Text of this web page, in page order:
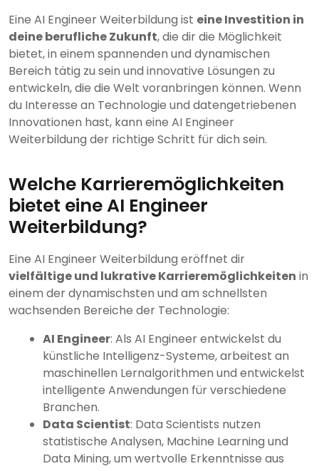
Eine AI Engineer Weiterbildung ist eine Investition in
deine berufliche Zukunft, die dir die Möglichkeit
bietet, in einem spannenden und dynamischen
Bereich tätig zu sein und innovative Lösungen zu
entwickeln, die die Welt voranbringen können. Wenn
du Interesse an Technologie und datengetriebenen
Innovationen hast, kann eine AI Engineer
Weiterbildung der richtige Schritt für dich sein.
Welche Karrieremöglichkeiten
bietet eine AI Engineer
Weiterbildung?
Eine AI Engineer Weiterbildung eröffnet dir
vielfältige und lukrative Karrieremöglichkeiten in
einem der dynamischsten und am schnellsten
wachsenden Bereiche der Technologie:
AI Engineer: Als AI Engineer entwickelst du
künstliche Intelligenz-Systeme, arbeitest an
maschinellen Lernalgorithmen und entwickelst
intelligente Anwendungen für verschiedene
Branchen.
Data Scientist: Data Scientists nutzen
statistische Analysen, Machine Learning und
Data Mining, um wertvolle Erkenntnisse aus